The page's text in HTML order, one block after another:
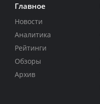
Главное
Новости
Аналитика
Рейтинги
Обзоры
Архив